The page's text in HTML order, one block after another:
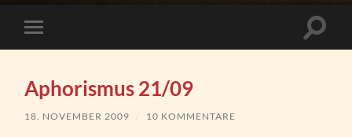
Mobile-
Menü
Aphorismus 21/09
18. NOVEMBER 2009 / 10 KOMMENTARE